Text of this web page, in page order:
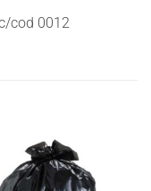
cod 0012